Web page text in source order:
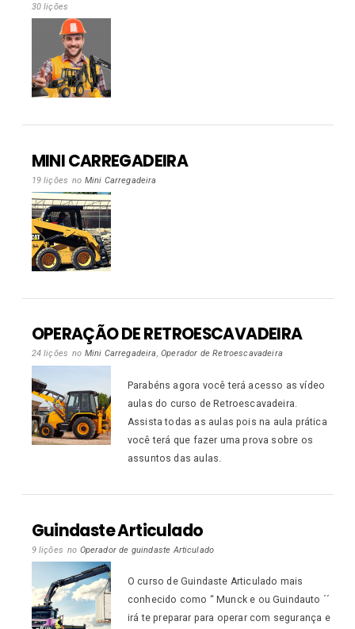
30 lições
MINI CARREGADEIRA
19 lições no Mini Carregadeira
OPERAÇÃO DE RETROESCAVADEIRA
24 lições no Mini Carregadeira,Operador de Retroescavadeira
Parabéns agora você terá acesso as vídeo
aulas do curso de Retroescavadeira.
Assista todas as aulas pois na aula prática
você terá que fazer uma prova sobre os
assuntos das aulas.
Guindaste Articulado
9 lições no Operador de guindaste Articulado
O curso de Guindaste Articulado mais
conhecido como “ Munck e ou Guindauto ´´
irá te preparar para operar com segurança e